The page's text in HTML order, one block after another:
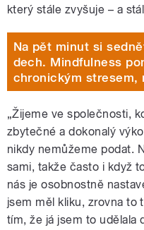
který stále zvyšuje ­– a
Na pět minut si
dech. Mindfulness
chronickým stresem,
„Žijeme ve společnosti,
zbytečné a dokonalý
nikdy nemůžeme podat.
sami, takže často i když
nás je osobnostně
jsem měl kliku, zrovna to
tím, že já jsem to udělala